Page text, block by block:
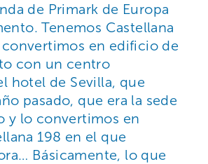
de Primark de Europa
Tenemos Castellana
en edificio de
con un centro
hotel de Sevilla, que
pasado, que era la sede
y lo convertimos en
198 en el que
Básicamente, lo que